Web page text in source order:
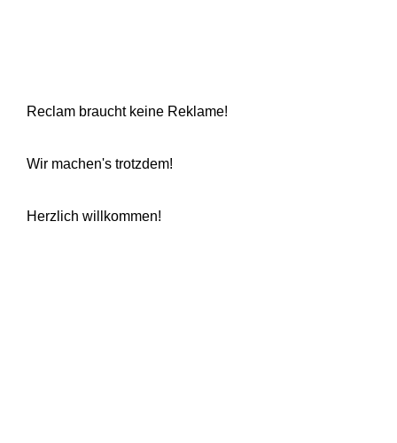
Reclam braucht keine Reklame!
Wir machen's trotzdem!
Herzlich willkommen!